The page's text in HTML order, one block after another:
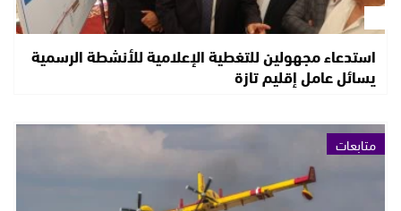
استدعاء مجهولين للتغطية الإعلامية للأنشطة الرسمية
يسائل عامل إقليم تازة
متابعات